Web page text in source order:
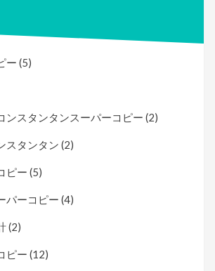
ー (5)
ンスタンタンスーパーコピー (2)
スタンタン (2)
ピー (5)
パーコピー (4)
(2)
ピー (12)